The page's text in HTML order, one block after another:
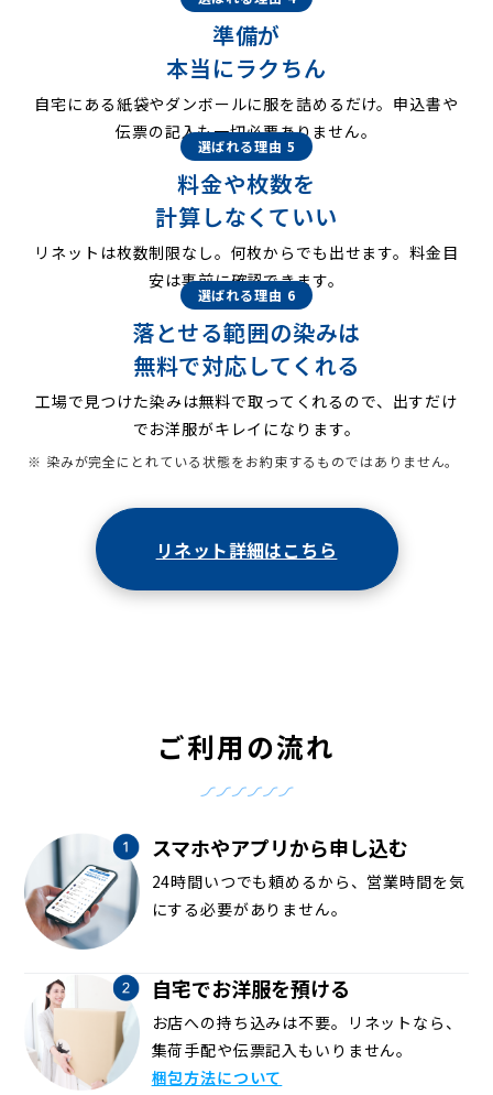
準備が
本当にラクちん
自宅にある紙袋やダンボールに服を詰めるだけ。申込書や
伝票の記入も一切必要ありません。
選ばれる理由 5
料金や枚数を
計算しなくていい
リネットは枚数制限なし。何枚からでも出せます。料金目
安は事前に確認できます。
選ばれる理由 6
落とせる範囲の染みは
無料で対応してくれる
工場で見つけた染みは無料で取ってくれるので、出すだけ
でお洋服がキレイになります。
※ 染みが完全にとれている状態をお約束するものではありません。
リネット詳細はこちら
ご利用の流れ
スマホやアプリから申し込む
24時間いつでも頼めるから、営業時間を気
にする必要がありません。
自宅でお洋服を預ける
お店への持ち込みは不要。リネットなら、
集荷手配や伝票記入もいりません。
梱包方法について